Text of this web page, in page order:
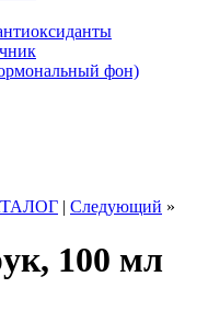
фон)
| Следующий »
100 мл